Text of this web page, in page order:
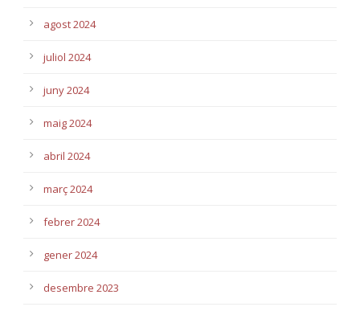
agost 2024
juliol 2024
juny 2024
maig 2024
abril 2024
març 2024
febrer 2024
gener 2024
desembre 2023